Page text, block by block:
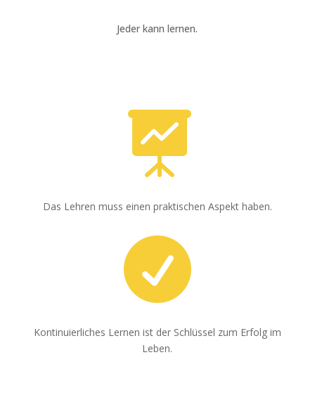
Jeder kann lernen.

Das Lehren muss einen praktischen Aspekt haben.

Kontinuierliches Lernen ist der Schlüssel zum Erfolg im
Leben.